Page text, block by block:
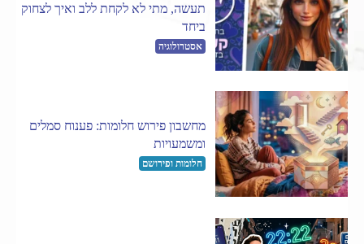
תעשה, מתי לא לקחת ללב ואיך לצחוק
ביחד
אסטרולוגיה
מחשבון פירוש חלומות: פענוח סמלים
ומשמעויות
חלומות ופירושם